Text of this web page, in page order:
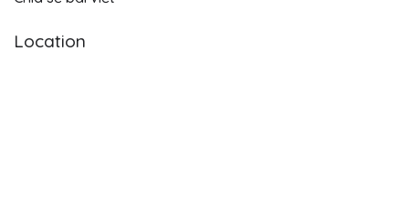
Location